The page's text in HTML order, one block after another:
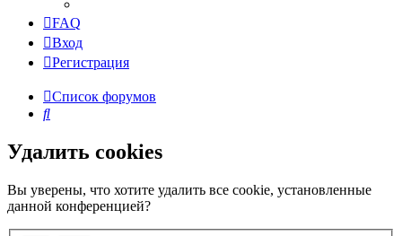
FAQ
Вход
Регистрация
Список форумов
Поиск
Удалить cookies
Вы уверены, что хотите удалить все cookie, установленные
данной конференцией?